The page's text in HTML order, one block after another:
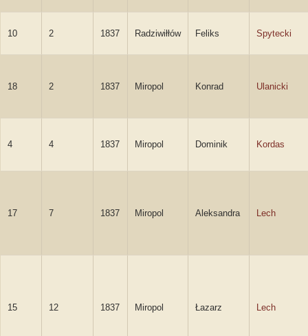
10 2 1837 Radziwiłłów Feliks Spytecki
18 2 1837 Miropol Konrad Ulanicki
4 4 1837 Miropol Dominik Kordas
17 7 1837 Miropol Aleksandra Lech
15 12 1837 Miropol Łazarz Lech